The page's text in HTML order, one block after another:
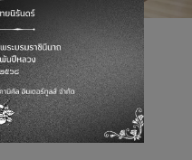
4 เสา รุ่น